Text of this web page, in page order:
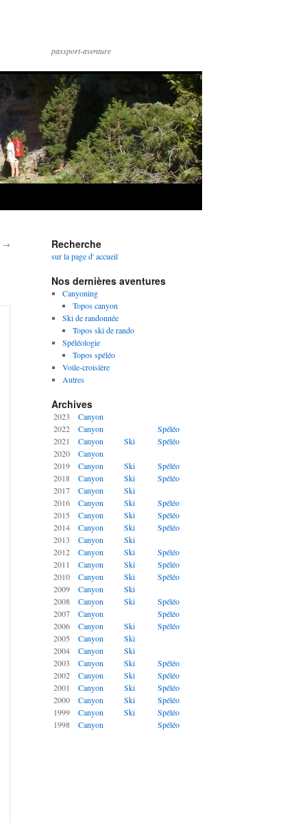
passport-aventure
→ Recherche
sur la page d' accueil
Nos dernières aventures
Canyoning
Topos canyon
Ski de randonnée
Topos ski de rando
Spéléologie
Topos spéléo
Voile-croisière
Autres
Archives
2023
Canyon
2022
Canyon
Spéléo
2021
Canyon Ski
Spéléo
2020
Canyon
2019
Canyon Ski
Spéléo
2018
Canyon Ski
Spéléo
2017
Canyon
Ski
2016
Canyon Ski
Spéléo
2015
Canyon Ski
Spéléo
2014
Canyon Ski
Spéléo
2013
Canyon
Ski
2012
Canyon Ski
Spéléo
2011
Canyon Ski
Spéléo
2010
Canyon Ski
Spéléo
2009
Canyon
Ski
2008
Canyon Ski
Spéléo
2007
Canyon
Spéléo
2006
Canyon Ski
Spéléo
2005
Canyon
Ski
2004
Canyon
Ski
2003
Canyon Ski
Spéléo
2002
Canyon Ski
Spéléo
2001
Canyon Ski
Spéléo
2000
Canyon Ski
Spéléo
1999
Canyon Ski
Spéléo
1998
Canyon Spéléo